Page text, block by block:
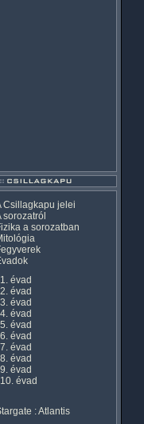
Csillagkapu jelei
sorozatról
a sorozatban
1. évad
2. évad
3. évad
4. évad
5. évad
6. évad
7. évad
8. évad
9. évad
10. évad
: Atlantis